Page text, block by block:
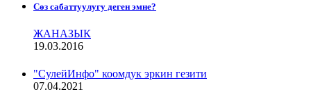
Сѳз сабаттуулугу деген эмне?
ЖАНАЗЫК
19.03.2016
"СулейИнфо" коомдук эркин гезити
07.04.2021